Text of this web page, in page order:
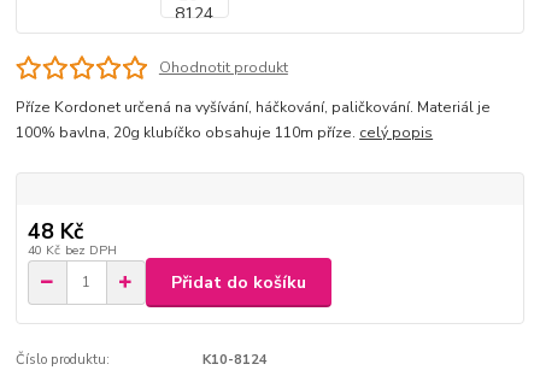
Ohodnotit produkt
Příze Kordonet určená na vyšívání, háčkování, paličkování. Materiál je
100% bavlna, 20g klubíčko obsahuje 110m příze. celý popis
48 Kč
40 Kč bez DPH
Přidat do košíku
Číslo produktu: K10-8124